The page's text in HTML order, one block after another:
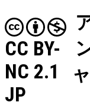
CC BY-
NC 2.1
JP